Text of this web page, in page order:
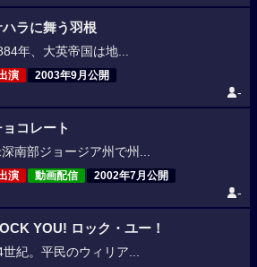
ハラに舞う羽根
年、大英帝国は地...
演 2003年9月公開
-
コレート
南部ジョージア州で州...
演 動画配信 2002年7月公開
-
YOU! ロック・ユー！
世紀。平民のウィリア...